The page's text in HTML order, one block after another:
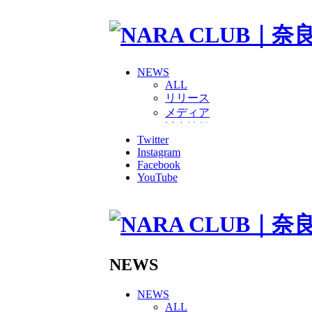
NEWS
ALL
リリース
メディア
グッズ
ファンコミュニティ
普及・育成
ホームタウン
その他
TEAM
チアダンススクール
Twitter
Instagram
Facebook
YouTube
NEWS
NEWS
ALL